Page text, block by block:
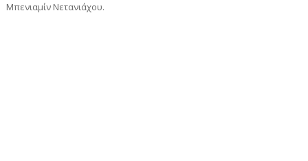
Μπενιαμίν Νετανιάχου.